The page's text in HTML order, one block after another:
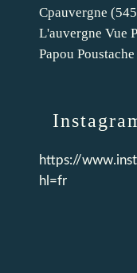
Cpauvergne
L'auvergne Vue
Papou Poustache
https://
hl=fr